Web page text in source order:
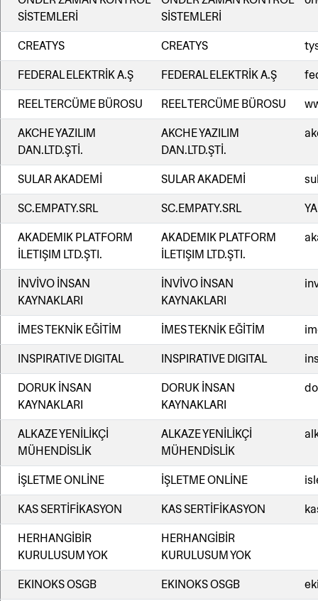
SİSTEMLERİ
SİSTEMLERİ
CREATYS CREATYS
FEDERAL ELEKTRİK A.Ş
FEDERAL ELEKTRİK A.Ş
REEL TERCÜME BÜROSU
REEL TERCÜME BÜROSU
AKCHE YAZILIM
DAN.LTD.ŞTİ.
AKCHE YAZILIM
DAN.LTD.ŞTİ.
SULAR AKADEMİ SULAR AKADEMİ
SC.EMPATY.SRL
SC.EMPATY.SRL
AKADEMIK PLATFORM
İLETIŞIM LTD.ŞTI.
AKADEMIK PLATFORM
İLETIŞIM LTD.ŞTI.
İNVİVO İNSAN
KAYNAKLARI
İNVİVO İNSAN
KAYNAKLARI
İMES TEKNİK EĞİTİM İMES TEKNİK EĞİTİM
INSPIRATIVE DIGITAL
INSPIRATIVE DIGITAL
DORUK İNSAN
KAYNAKLARI
DORUK İNSAN
KAYNAKLARI
ALKAZE YENİLİKÇİ
MÜHENDİSLİK
ALKAZE YENİLİKÇİ
MÜHENDİSLİK
İŞLETME ONLİNE İŞLETME ONLİNE
KAS SERTİFİKASYON
KAS SERTİFİKASYON
HERHANGİBİR
KURULUSUM YOK
HERHANGİBİR
KURULUSUM YOK
EKINOKS OSGB
EKINOKS OSGB